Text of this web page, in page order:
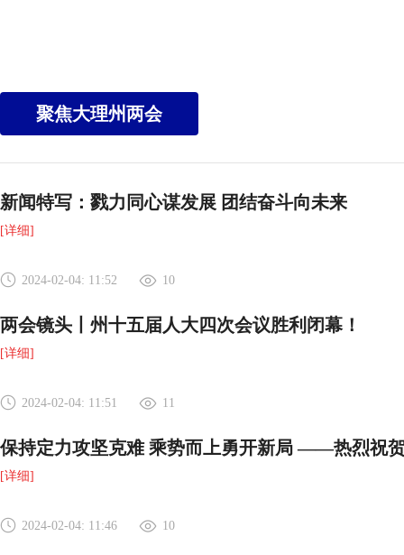
聚焦大理州两会
新闻特写：戮力同心谋发展 团结奋斗向未来
[详细]
2024-02-04: 11:52 10
​两会镜头丨州十五届人大四次会议胜利闭幕！
[详细]
2024-02-04: 11:51 11
保持定力攻坚克难 乘势而上勇开新局 ——热烈祝
[详细]
2024-02-04: 11:46 10